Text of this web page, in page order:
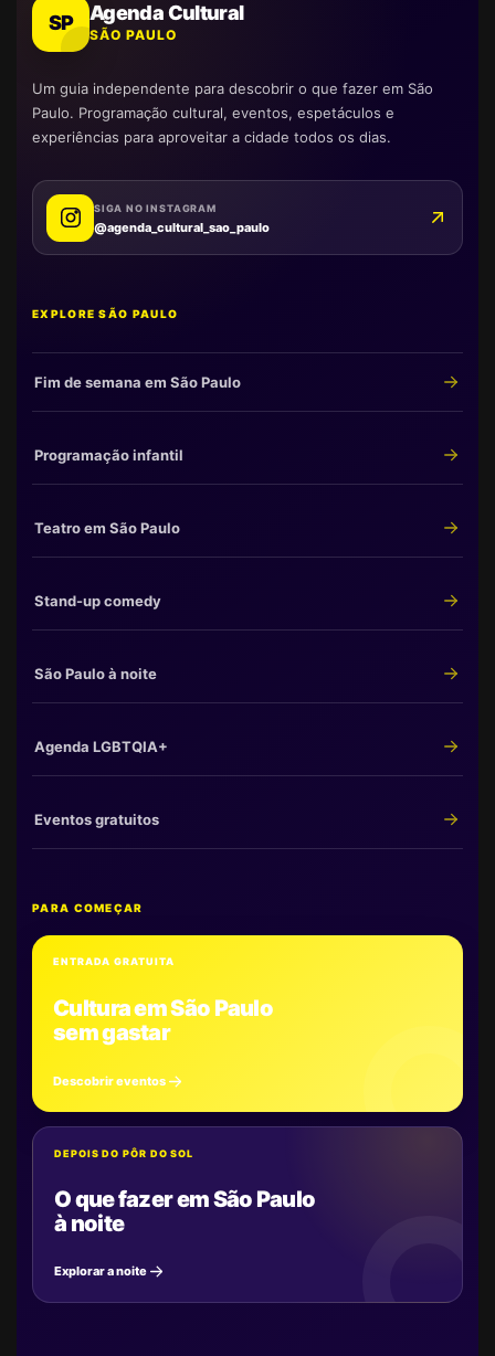
SP Agenda Cultural
SÃO PAULO
Um guia independente para descobrir o que fazer em São
Paulo. Programação cultural, eventos, espetáculos e
experiências para aproveitar a cidade todos os dias.
SIGA NO INSTAGRAM
@agenda_cultural_sao_paulo
EXPLORE SÃO PAULO
Fim de semana em São Paulo
Programação infantil
Teatro em São Paulo
Stand-up comedy
São Paulo à noite
Agenda LGBTQIA+
Eventos gratuitos
PARA COMEÇAR
ENTRADA GRATUITA
Cultura em São Paulo
sem gastar
Descobrir eventos
DEPOIS DO PÔR DO SOL
O que fazer em São Paulo
à noite
Explorar a noite